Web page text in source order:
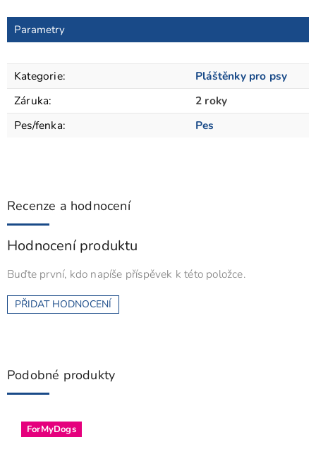
Parametry
Kategorie:
Pláštěnky pro psy
Záruka:
2 roky
Pes/fenka: Pes
Recenze a hodnocení
Hodnocení produktu
Buďte první, kdo napíše příspěvek k této položce.
PŘIDAT HODNOCENÍ
Podobné produkty
ForMyDogs